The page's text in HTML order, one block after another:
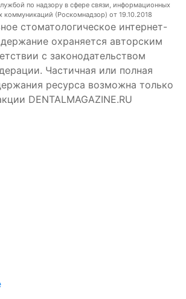
по надзору в сфере связи, информационных
коммуникаций (Роскомнадзор) от 19.10.2018
стоматологическое интернет-
охраняется авторским
с законодательством
Частичная или полная
ресурса возможна только
DENTALMAGAZINE.RU